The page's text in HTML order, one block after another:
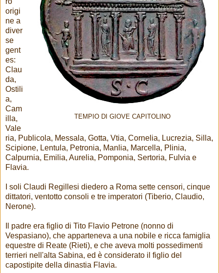
TEMPIO DI GIOVE CAPITOLINO
origi
ne a
diver
se
gent
es:
Clau
da,
Ostili
a,
Cam
illa,
Vale
ria, Publicola, Messala, Gotta, Vtia, Cornelia, Lucrezia, Silla,
Scipione, Lentula, Petronia, Manlia, Marcella, Plinia,
Calpurnia, Emilia, Aurelia, Pomponia, Sertoria, Fulvia e
Flavia.
I soli Claudi Regillesi diedero a Roma sette censori, cinque
dittatori, ventotto consoli e tre imperatori (Tiberio, Claudio,
Nerone).
Il padre era figlio di Tito Flavio Petrone (nonno di
Vespasiano), che apparteneva a una nobile e ricca famiglia
equestre di Reate (Rieti), e che aveva molti possedimenti
terrieri nell'alta Sabina, ed è considerato il figlio del
capostipite della dinastia Flavia.